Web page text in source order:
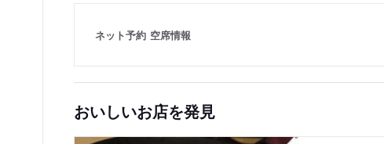
ネット予約 空席情報
おいしいお店を発見